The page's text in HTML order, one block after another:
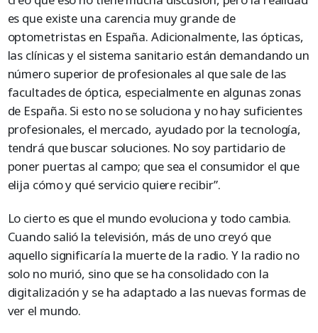
es que existe una carencia muy grande de
optometristas en España. Adicionalmente, las ópticas,
las clínicas y el sistema sanitario están demandando un
número superior de profesionales al que sale de las
facultades de óptica, especialmente en algunas zonas
de España. Si esto no se soluciona y no hay suficientes
profesionales, el mercado, ayudado por la tecnología,
tendrá que buscar soluciones. No soy partidario de
poner puertas al campo; que sea el consumidor el que
elija cómo y qué servicio quiere recibir”.
Lo cierto es que el mundo evoluciona y todo cambia.
Cuando salió la televisión, más de uno creyó que
aquello significaría la muerte de la radio. Y la radio no
solo no murió, sino que se ha consolidado con la
digitalización y se ha adaptado a las nuevas formas de
ver el mundo.